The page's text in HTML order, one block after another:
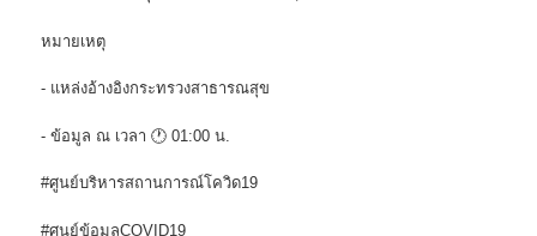
หมายเหตุ
- แหล่งอ้างอิงกระทรวงสาธารณสุข
- ข้อมูล ณ เวลา 🕐 01:00 น.
#ศูนย์บริหารสถานการณ์โควิด19
#ศูนย์ข้อมูลCOVID19